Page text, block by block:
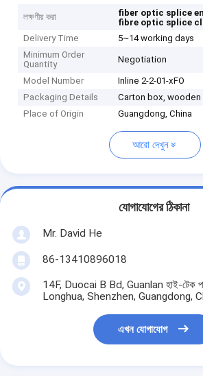
লক্ষণীয় করা fiber optic splice
fibre optic splice
Delivery Time
5~14 working days
Minimum Order
Quantity
Negotiation
Model Number
Inline 2-2-01-xFO
Packaging Details
Carton box,
Place of Origin
Guangdong, China
আরো দেখুন
যোগাযোগের ঠিকানা
Mr. David He
86-13410896018
14F, Duocai B Bd, Guanlan হাই-টেক
Longhua, Shenzhen, Guangdong,
এখন যোগাযোগ